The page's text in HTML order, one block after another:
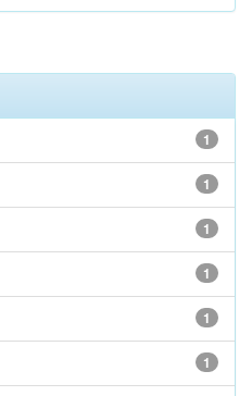
1
1
1
1
1
1